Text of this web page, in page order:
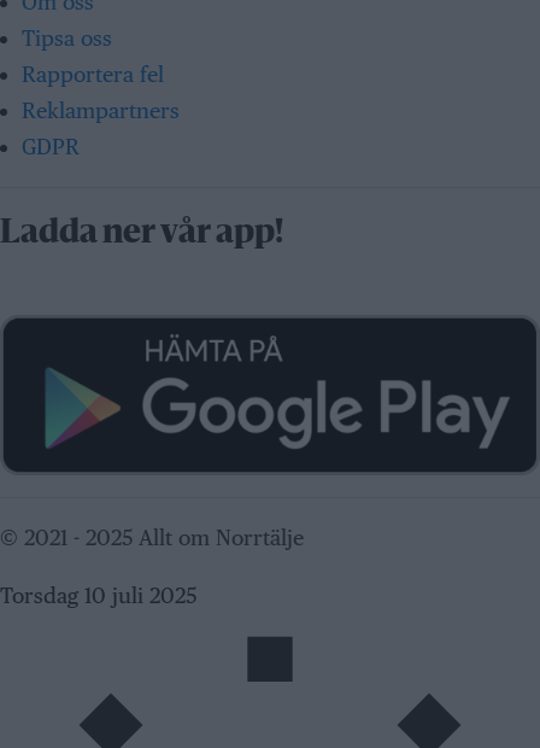
Tipsa oss
Rapportera fel
Reklampartners
GDPR
Ladda ner vår app!
© 2021 - 2025 Allt om Norrtälje
Torsdag 10 juli 2025